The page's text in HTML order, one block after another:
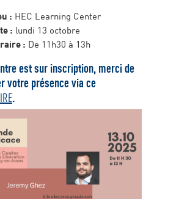
: HEC Learning Center
: lundi 13 octobre
: De 11h30 à 13h
est sur inscription, merci de
votre présence via ce
.